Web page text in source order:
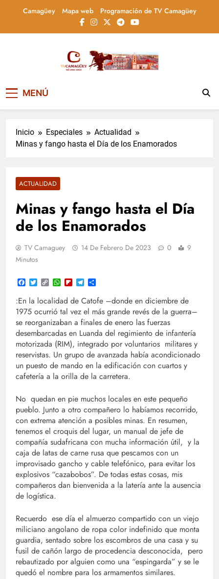
Camagüey Mapa web Programación de TV Camagüey
Televisión Camagüey,
Cuba
informa, educa y entretiene con contenidos
la actualidad nacional
MENÚ
Inicio Especiales
Actualidad
Minas y fango hasta el Día de los Enamorados
ACTUALIDAD
Minas y fango hasta el Día
de los Enamorados
TV Camaguey 14 De Febrero De 2023 0
9
Minutos
Facebook
TwitterCopy
Link
WhatsApp
FlipboardTelegram
:En la localidad de Catofe –donde en diciembre de
1975 ocurrió tal vez el más grande revés de la guerra–
se reorganizaban a finales de enero las fuerzas
desembarcadas en Luanda del regimiento de infantería
motorizada (RIM), integrado por voluntarios militares y
reservistas. Un grupo de avanzada había acondicionado
un puesto de mando en la edificación con cuartos y
cafetería a la orilla de la carretera.
No quedan en pie muchos locales en este pequeño
pueblo. Junto a otro compañero lo habíamos recorrido,
con extrema atención a posibles minas. En resumen,
tenemos el croquis del lugar, un manual de jefe de
compañía sudafricana con mucha información útil, y la
caja de latas de carne rusa que pescamos con un
improvisado gancho y cable telefónico, para evitar los
explosivos “cazabobos”. De todas estas cosas, mis
compañeros dan bienvenida a la latería ante la ausencia
de logística.
Recuerdo ese día el almuerzo compartido con un viejo
miliciano angolano de ropa color indefinido que monta
guardia, sentado sobre los escombros de una casa y su
fusil de cañón largo de procedencia desconocida, pero
rebautizado por alguien como una “espingarda” y se le
quedó el nombre para los armamentos similares.